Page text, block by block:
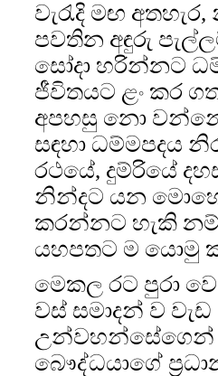
වැරැදි මඟ
පවතින අඳුරු
සෝදා හරින්නට
ජීවිතයට ළං කර
අපහසු නො වන්නේ
සඳහා ධම්මපදය
රථයේ, දුම්රියේ
නින්දට යන
කරන්නට හැකි
යහපතට ම යොමු
මෙකල රට පුරා
වස් සමාදන් ව
උන්වහන්සේගෙන්
බෞද්ධයාගේ